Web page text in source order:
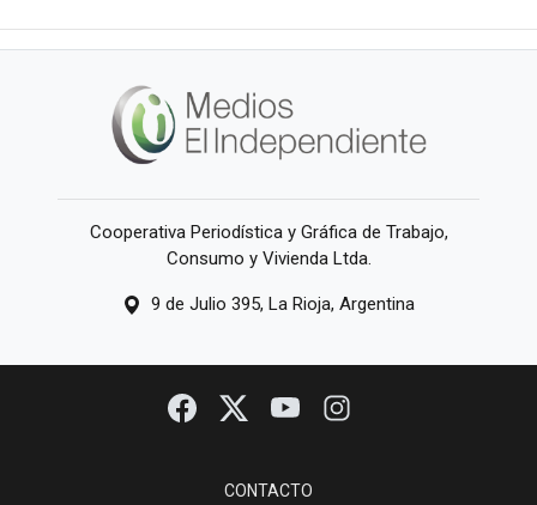
Cooperativa Periodística y Gráfica de Trabajo,
Consumo y Vivienda Ltda.
9 de Julio 395, La Rioja, Argentina
CONTACTO